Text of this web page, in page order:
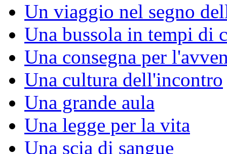
Un viaggio nel segno
Una bussola in tempi di
Una consegna per
Una cultura dell'incontro
Una grande aula
Una legge per la vita
Una scia di sangue